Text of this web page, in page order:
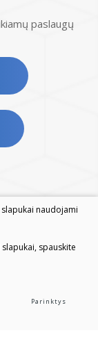
paslaugų
naudojami
spauskite
Parinktys